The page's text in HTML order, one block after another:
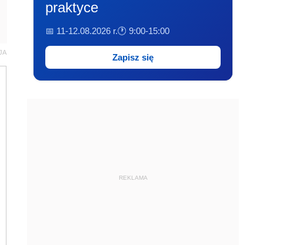
praktyce
📅 11-12.08.2026 r.🕐 9:00-15:00
Zapisz się
REKLAMA